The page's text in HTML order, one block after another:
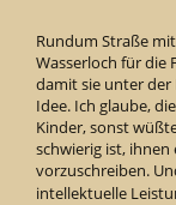
Rundum Straße
Wasserloch für die
damit sie unter der
Idee. Ich glaube,
Kinder, sonst
schwierig ist,
vorzuschreiben.
intellektuelle